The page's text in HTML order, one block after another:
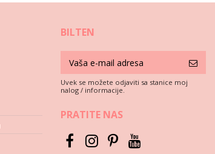
BILTEN
Uvek se možete odjaviti sa stanice moj
nalog / informacije.
PRATITE NAS